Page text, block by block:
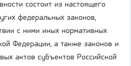
состоит из настоящего
федеральных законов,
с ними иных нормативных
Федерации, а также законов и
актов субъектов Российской